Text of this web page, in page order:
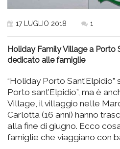
17 LUGLIO 2018 1
Holiday Family Village a Porto
dedicato alle famiglie
“Holiday Porto Sant’Elpidio”
Porto sant’Elpidio”, ma è
Village, il villaggio nelle
Carlotta (16 anni) hanno
alla fine di giugno. Ecco
famiglie che viaggiano con